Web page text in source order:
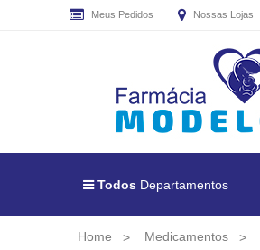
Meus Pedidos Nossas Lojas
Todos Departamentos
Home Medicamentos
CADASTRE
SEU
MAIL
E
TODAS
PROMOÇÕES